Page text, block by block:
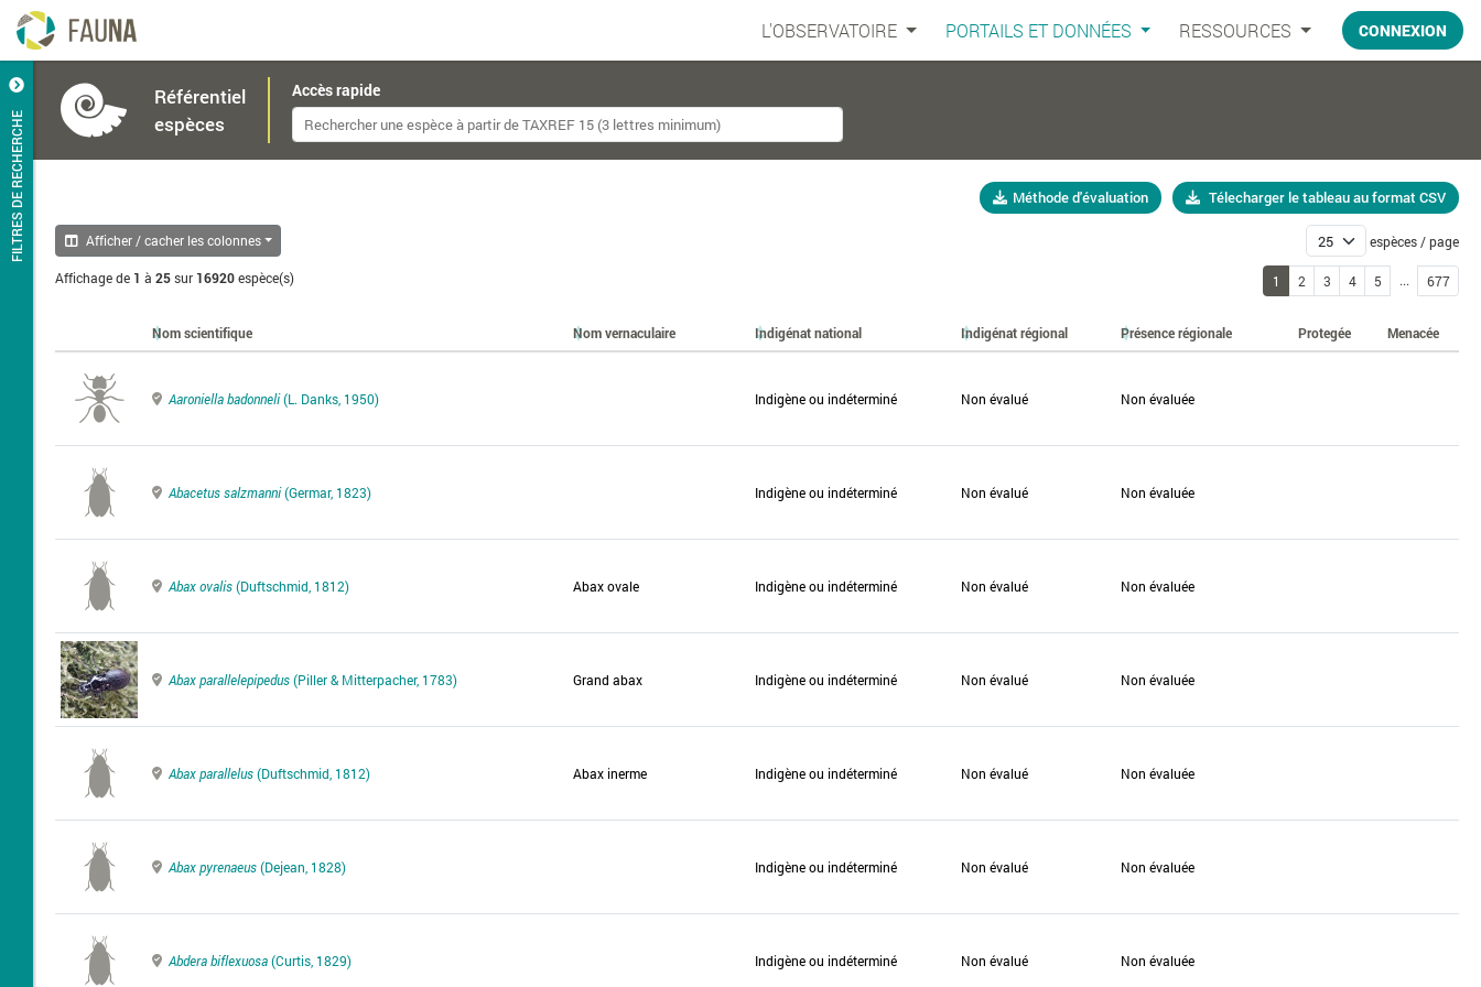
L'OBSERVATOIRE PORTAILS ET DONNÉES RESSOURCES CONNEXION
FILTRES DE RECHERCHE
Référentiel
espèces
Accès rapide
Méthode d'évaluation Télecharger le tableau au format CSV
Afficher / cacher les colonnes
Affichage de 1 à 25sur 16920espèce(s)
espèces / page
1 2 3 4 5 ... 677
Nom scientifique Nom vernaculaire Indigénat national Indigénat régional Présence régionale Protegée Menacée
Aaroniella badonneli(L. Danks, 1950) Indigène ou indéterminé Non évalué Non évaluée
Abacetus salzmanni(Germar, 1823) Indigène ou indéterminé Non évalué Non évaluée
Abax ovalis(Duftschmid, 1812) Abax ovale Indigène ou indéterminé Non évalué Non évaluée
Abax parallelepipedus(Piller & Mitterpacher, 1783) Grand abax Indigène ou indéterminé Non évalué Non évaluée
Abax parallelus(Duftschmid, 1812) Abax inerme Indigène ou indéterminé Non évalué Non évaluée
Abax pyrenaeus(Dejean, 1828) Indigène ou indéterminé Non évalué Non évaluée
Abdera biflexuosa(Curtis, 1829) Indigène ou indéterminé Non évalué Non évaluée